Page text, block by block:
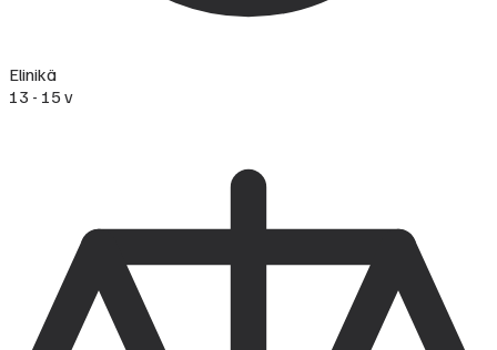
Elinikä
13 - 15 v